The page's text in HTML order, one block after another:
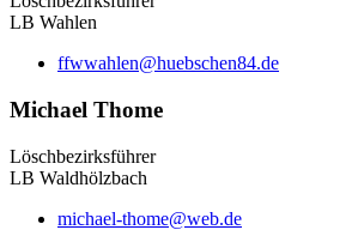
LB Wahlen
ffwwahlen@huebschen84.de
Michael Thome
Löschbezirksführer
LB Waldhölzbach
michael-thome@web.de